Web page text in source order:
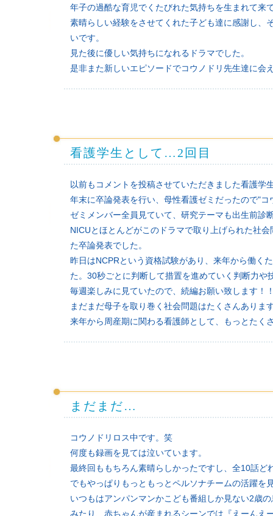
年子の過酷な育児でくたびれた気持ちを生まれて来
素晴らしい経験をさせてくれた子ども達に感謝し、
いです。
見た後に優しい気持ちになれるドラマでした。
是非また新しいエピソードでコウノドリ先生達に会
看護学生として…2回目
以前もコメントを投稿させていただきました看護学
年末に卒論発表を行い、母性看護ゼミだったので"
ゼミメンバー全員見ていて、研究テーマも出生前診
NICUとほとんどがこのドラマで取り上げられた社
た卒論発表でした。
昨日はNCPRという資格試験があり、来年から働く
た。30秒ごとに判断して措置を進めていく判断力や
毎週楽しみに見ていたので、続編お願い致します！
まだまだ母子を取り巻く社会問題はたくさんありま
来年から周産期に関わる看護師として、もっとたく
まだまだ…
コウノドリロス中です。笑
何度も録画を見ては泣いています。
最終回ももちろん素晴らしかったですし、全10話ど
でもやっぱりもっともっとペルソナチームの活躍を
いつもはアンパンマンかこども番組しか見ない2歳
みたり、赤ちゃんが産まれるシーンでは『えーんえ